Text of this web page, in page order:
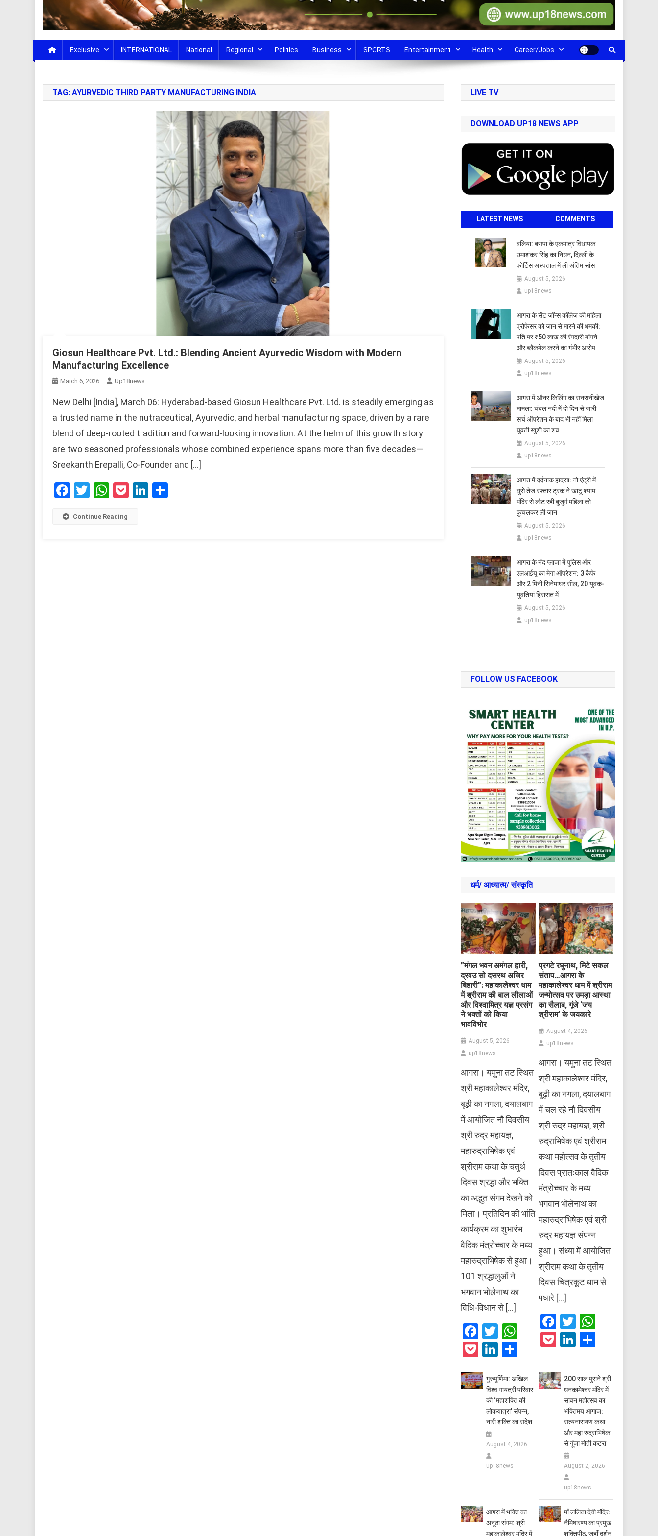
Exclusive INTERNATIONAL National Regional Politics Business SPORTS Entertainment Health Career/Jobs
TAG: AYURVEDIC THIRD PARTY MANUFACTURING INDIA
Giosun Healthcare Pvt. Ltd.: Blending Ancient Ayurvedic Wisdom with Modern
Manufacturing Excellence
March 6, 2026 Up18news
New Delhi [India], March 06: Hyderabad-based Giosun Healthcare Pvt. Ltd. is steadily emerging as
a trusted name in the nutraceutical, Ayurvedic, and herbal manufacturing space, driven by a rare
blend of deep-rooted tradition and forward-looking innovation. At the helm of this growth story
are two seasoned professionals whose combined experience spans more than five decades—
Sreekanth Erepalli, Co-Founder and […]
Facebook
Twitter
WhatsApp
PocketLinkedIn
Continue Reading
LIVE TV
DOWNLOAD UP18 NEWS APP
LATEST NEWS COMMENTS
बलिया: बसपा के एकमात्र विधायक
उमाशंकर सिंह का निधन, दिल्ली के
फोर्टिस अस्पताल में ली अंतिम सांस
August 5, 2026
up18news
आगरा के सेंट जॉन्स कॉलेज की महिला
प्रोफेसर को जान से मारने की धमकी:
पति पर ₹50 लाख की रंगदारी मांगने
और ब्लैकमेल करने का गंभीर आरोप
August 5, 2026
up18news
आगरा में ऑनर किलिंग का सनसनीखेज
मामला: चंबल नदी में दो दिन से जारी
सर्च ऑपरेशन के बाद भी नहीं मिला
युवती खुशी का शव
August 5, 2026
up18news
आगरा में दर्दनाक हादसा: नो एंट्री में
घुसे तेज रफ्तार ट्रक ने खाटू श्याम
मंदिर से लौट रही बुजुर्ग महिला को
कुचलकर ली जान
August 5, 2026
up18news
आगरा के नंद प्लाजा में पुलिस और
एलआईयू का मेगा ऑपरेशन: 3 कैफे
और 2 मिनी सिनेमाघर सील, 20 युवक-
युवतियां हिरासत में
August 5, 2026
up18news
FOLLOW US FACEBOOK
धर्म/ आध्‍यात्‍म/ संस्‍कृति
​”मंगल भवन अमंगल हारी,
द्रवउ सो दसरथ अजिर
बिहारी”: महाकालेश्वर धाम
में श्रीराम की बाल लीलाओं
और विश्वामित्र यज्ञ प्रसंग
ने भक्तों को किया
भावविभोर
August 5, 2026
up18news
आगरा। यमुना तट स्थित
श्री महाकालेश्वर मंदिर,
बूढ़ी का नगला, दयालबाग
में आयोजित नौ दिवसीय
श्री रुद्र महायज्ञ,
महारुद्राभिषेक एवं
श्रीराम कथा के चतुर्थ
दिवस श्रद्धा और भक्ति
का अद्भुत संगम देखने को
मिला। प्रतिदिन की भांति
कार्यक्रम का शुभारंभ
वैदिक मंत्रोच्चार के मध्य
महारुद्राभिषेक से हुआ।
101 श्रद्धालुओं ने
भगवान भोलेनाथ का
विधि-विधान से […]
Facebook
TwitterWhatsApp
PocketLinkedIn
Share
प्रगटे रघुनाथ, मिटे सकल
संताप…आगरा के
महाकालेश्वर धाम में श्रीराम
जन्मोत्सव पर उमड़ा आस्था
का सैलाब, गूंजे ‘जय
श्रीराम’ के जयकारे
August 4, 2026
up18news
आगरा। यमुना तट स्थित
श्री महाकालेश्वर मंदिर,
बूढ़ी का नगला, दयालबाग
में चल रहे नौ दिवसीय
श्री रुद्र महायज्ञ, श्री
रुद्राभिषेक एवं श्रीराम
कथा महोत्सव के तृतीय
दिवस प्रातःकाल वैदिक
मंत्रोच्चार के मध्य
भगवान भोलेनाथ का
महारुद्राभिषेक एवं श्री
रुद्र महायज्ञ संपन्न
हुआ। संध्या में आयोजित
श्रीराम कथा के तृतीय
दिवस चित्रकूट धाम से
पधारे […]
Facebook
Twitter
PocketLinkedIn
गुरुपूर्णिमा: अखिल
विश्व गायत्री परिवार
की ‘महाशक्ति की
लोकयात्रा’ संपन्न,
नारी शक्ति का संदेश
August 4, 2026
up18news
200 साल पुराने श्री
धनकामेश्वर मंदिर में
सावन महोत्सव का
भक्तिमय आगाज:
सत्यनारायण कथा
और महा रुद्राभिषेक
से गूंजा मोती कटरा
August 2, 2026
up18news
आगरा में भक्ति का
अनूठा संगम: श्री
महाकालेश्वर मंदिर में
​माँ ललिता देवी मंदिर:
नैमिषारण्य का प्रमुख
शक्तिपीठ, जहाँ दर्शन